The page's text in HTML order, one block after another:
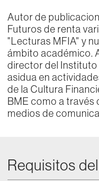
Autor de
Futuros de renta
"Lecturas MFIA" y
ámbito académico.
director del
asidua en
de la Cultura
BME como a través
medios de
Requisitos